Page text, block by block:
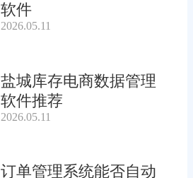
软件
2026.05.11
盐城库存电商数据管理
软件推荐
2026.05.11
订单管理系统能否自动